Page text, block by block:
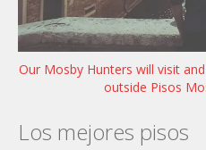
Our Mosby Hunters will visit
outside Pisos
Los mejores pisos